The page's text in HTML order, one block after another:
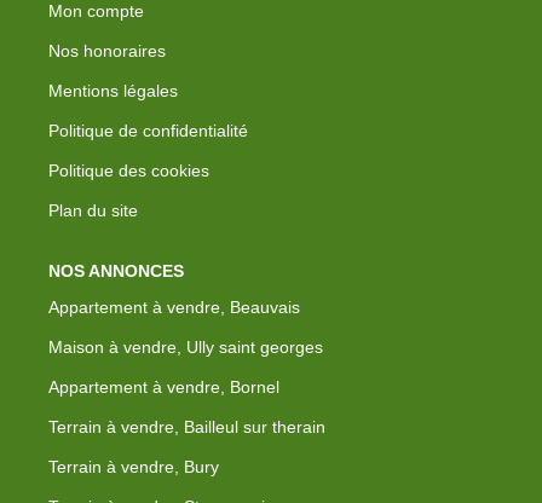
Mon compte
Nos honoraires
Mentions légales
Politique de confidentialité
Politique des cookies
Plan du site
NOS ANNONCES
Appartement à vendre, Beauvais
Maison à vendre, Ully saint georges
Appartement à vendre, Bornel
Terrain à vendre, Bailleul sur therain
Terrain à vendre, Bury